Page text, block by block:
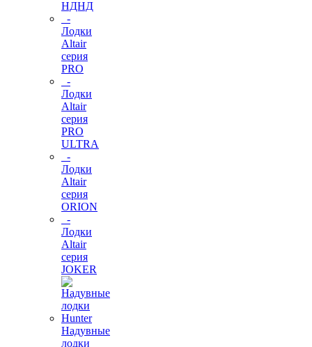
НДНД
-
Лодки
Altair
серия
PRO
-
Лодки
Altair
серия
PRO
ULTRA
-
Лодки
Altair
серия
ORION
-
Лодки
Altair
серия
JOKER
Надувные
лодки